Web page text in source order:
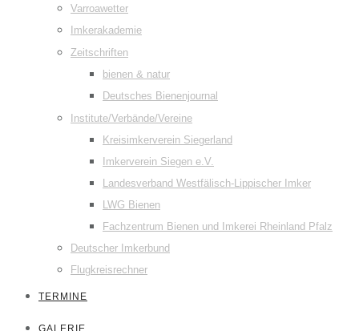
Varroawetter
Imkerakademie
Zeitschriften
bienen & natur
Deutsches Bienenjournal
Institute/Verbände/Vereine
Kreisimkerverein Siegerland
Imkerverein Siegen e.V.
Landesverband Westfälisch-Lippischer Imker
LWG Bienen
Fachzentrum Bienen und Imkerei Rheinland Pfalz
Deutscher Imkerbund
Flugkreisrechner
TERMINE